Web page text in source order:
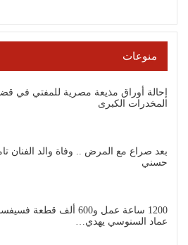
منوعات
إحالة أوراق مذيعة مصرية للمفتي في
المخدرات الكبرى
بعد صراع مع المرض .. وفاة والد الفنان
حسني
1200 ساعة عمل و600 ألف قطعة
عماد السنوسي يهدي…